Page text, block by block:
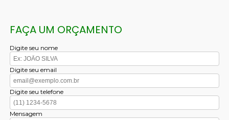
FAÇA UM ORÇAMENTO
Digite seu nome
Digite seu email
Digite seu telefone
Mensagem